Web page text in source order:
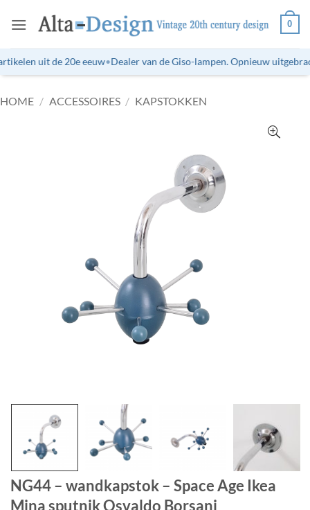
naar
0
uit de 20e eeuw•Dealer van de Giso-lampen. Opnieuw
HOME / ACCESSOIRES / KAPSTOKKEN
NG44 – wandkapstok – Space Age Ikea
Mina sputnik Osvaldo Borsani